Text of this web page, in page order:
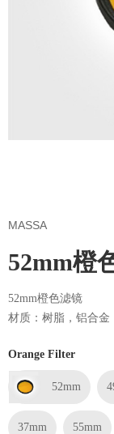
MASSA
52mm橙
52mm橙色滤镜
材质：树脂，铝合金
Orange Filter
52mm
37mm 55mm